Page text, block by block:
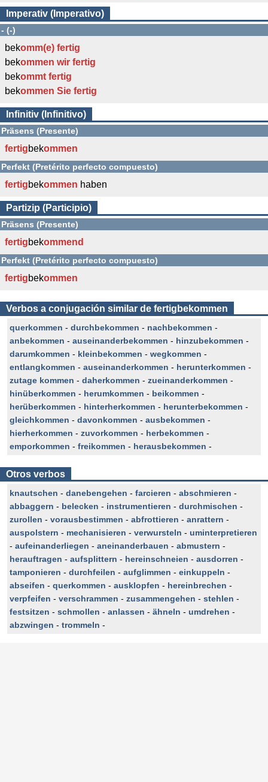
Imperativ (Imperativo)
- (-)
bekomm(e) fertig
bekommen wir fertig
bekommt fertig
bekommen Sie fertig
Infinitiv (Infinitivo)
Präsens (Presente)
fertigbekommen
Perfekt (Pretérito perfecto compuesto)
fertigbekommen haben
Partizip (Participio)
Präsens (Presente)
fertigbekommend
Perfekt (Pretérito perfecto compuesto)
fertigbekommen
Verbos a conjugación similar de fertigbekommen
querkommen - durchbekommen - nachbekommen -
anbekommen - auseinanderbekommen - hinzubekommen -
darumkommen - kleinbekommen - wegkommen -
entlangkommen - auseinanderkommen - herunterkommen -
zutage kommen - daherkommen - zueinanderkommen -
hinüberkommen - herumkommen - beikommen -
herüberkommen - hinterherkommen - herunterbekommen -
gleichkommen - davonkommen - ausbekommen -
hierherkommen - zuvorkommen - herbekommen -
emporkommen - freikommen - herausbekommen -
Otros verbos
knautschen - danebengehen - farcieren - abschmieren -
abbaggern - belecken - instrumentieren - durchmischen -
zurollen - vorausbestimmen - abfrottieren - anrattern -
auspolstern - mechanisieren - verwursteln - uminterpretieren
- aufeinanderliegen - aneinanderbauen - abmustern -
herauftragen - aufsplittern - hereinschneien - ausdorren -
tamponieren - durchfeilen - aufglimmen - einkuppeln -
abseifen - querkommen - ausklopfen - hereinbrechen -
verpfeifen - verschrammen - zusammengehen - stehlen -
festsitzen - schmollen - anlassen - ähneln - umdrehen -
abzwingen - trommeln -